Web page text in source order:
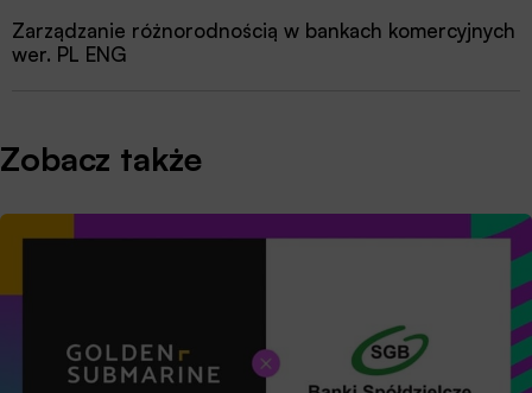
Zarządzanie różnorodnością w bankach komercyjnych
wer. PL ENG
Zobacz także